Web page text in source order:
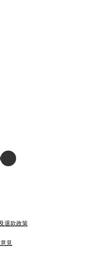
退款政策
見